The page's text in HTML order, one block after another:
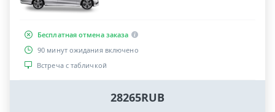
Бесплатная отмена заказа
90 минут ожидания включено
Встреча с табличкой
28265RUB